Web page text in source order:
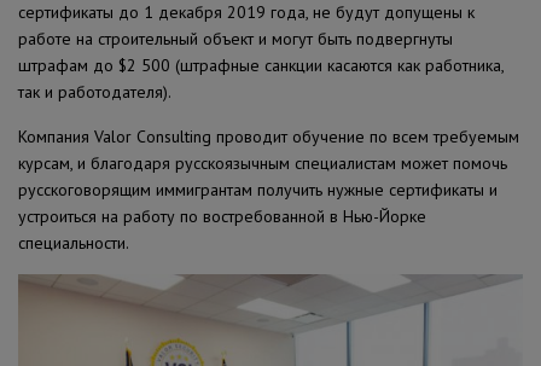
сертификаты до 1 декабря 2019 года, не будут допущены к
работе на строительный объект и могут быть подвергнуты
штрафам до $2 500 (штрафные санкции касаются как работника,
так и работодателя).
Компания Valor Consulting проводит обучение по всем требуемым
курсам, и благодаря русскоязычным специалистам может помочь
русскоговорящим иммигрантам получить нужные сертификаты и
устроиться на работу по востребованной в Нью-Йорке
специальности.